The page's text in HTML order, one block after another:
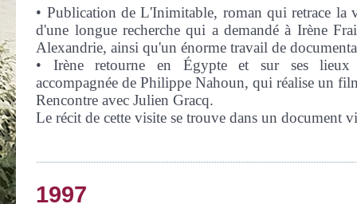
• Publication de L'Inimitable, roman qui retrace la
d'une longue recherche qui a demandé à Irène
Alexandrie, ainsi qu'un énorme travail de
• Irène retourne en Égypte et sur ses lieux
accompagnée de Philippe Nahoun, qui réalise un
Rencontre avec Julien Gracq.
Le récit de cette visite se trouve dans un document
1997